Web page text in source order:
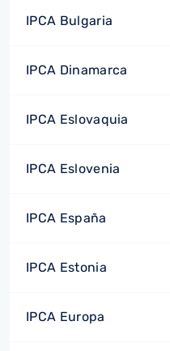
IPCA Bulgaria
IPCA Dinamarca
IPCA Eslovaquia
IPCA Eslovenia
IPCA España
IPCA Estonia
IPCA Europa